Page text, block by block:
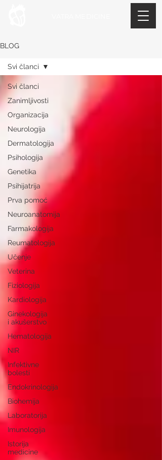
BLOG
Svi članci
Zanimljivosti
Organizacija
Neurologija
Dermatologija
Psihologija
Genetika
Psihijatrija
Prva pomoć
Neuroanatomija
Farmakologija
Reumatologija
Učenje
Veterina
Fiziologija
Kardiologija
Ginekologija
i akušerstvo
Hematologija
NIR
Infektivne
bolesti
Endokrinologija
Biohemija
Laboratorija
Imunologija
Istorija
medicine
Svi članci